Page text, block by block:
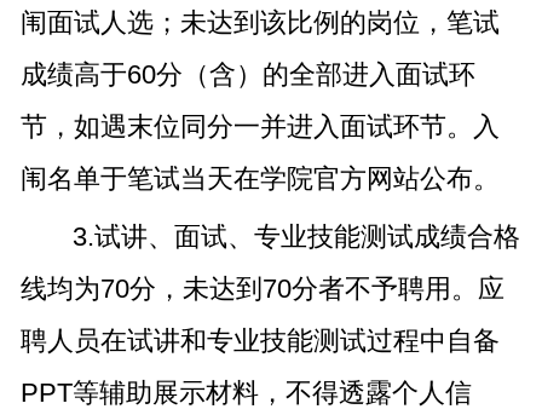
闱面试人选；未达到该比例的岗位，笔试
成绩高于60分（含）的全部进入面试环
节，如遇末位同分一并进入面试环节。入
闱名单于笔试当天在学院官方网站公布。
3.试讲、面试、专业技能测试成绩合格
线均为70分，未达到70分者不予聘用。应
聘人员在试讲和专业技能测试过程中自备
PPT等辅助展示材料，不得透露个人信